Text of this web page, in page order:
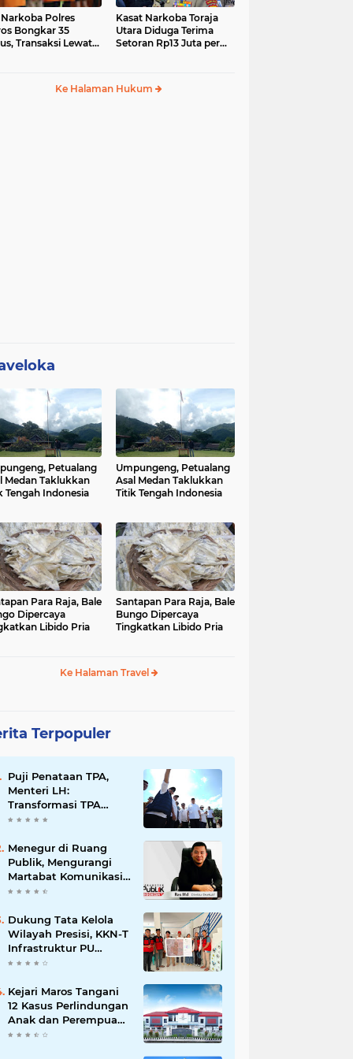
Polres
Bongkar 35
Transaksi Lewat
Kasat Narkoba Toraja
Utara Diduga Terima
Setoran Rp13 Juta per
Ke Halaman Hukum
Petualang
Medan Taklukkan
Tengah Indonesia
Umpungeng, Petualang
Asal Medan Taklukkan
Titik Tengah Indonesia
Para Raja, Bale
Dipercaya
Libido Pria
Santapan Para Raja, Bale
Bungo Dipercaya
Tingkatkan Libido Pria
Ke Halaman Travel
Terpopuler
Puji Penataan TPA,
Menteri LH:
Transformasi TPA
Tamangapa Makassar
Nasional
Menegur di Ruang
Publik, Mengurangi
Martabat Komunikasi
Pemerintahan
Dukung Tata Kelola
Wilayah Presisi, KKN-T
Infrastruktur PU
Unhas Gel. 116
Dusun Berbasis GIS ke
Desa Bonto Matene
Kejari Maros Tangani
12 Kasus Perlindungan
Anak dan Perempuan
Hingga Juli 2026